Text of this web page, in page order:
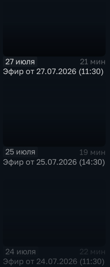
27 июля
21 мин
Эфир от 27.07.2026 (11:30)
25 июля
19 мин
Эфир от 25.07.2026 (14:30)
24 июля
22 мин
Эфир от 24.07.2026 (11:30)